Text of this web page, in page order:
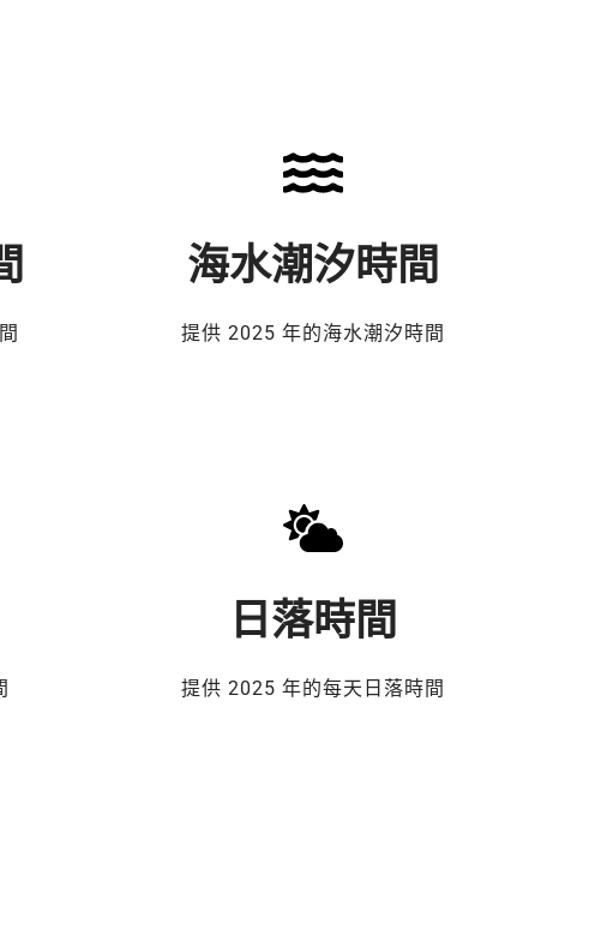
海水潮汐時間
提供 2025 年的海水潮汐時間
日落時間
提供 2025 年的每天日落時間